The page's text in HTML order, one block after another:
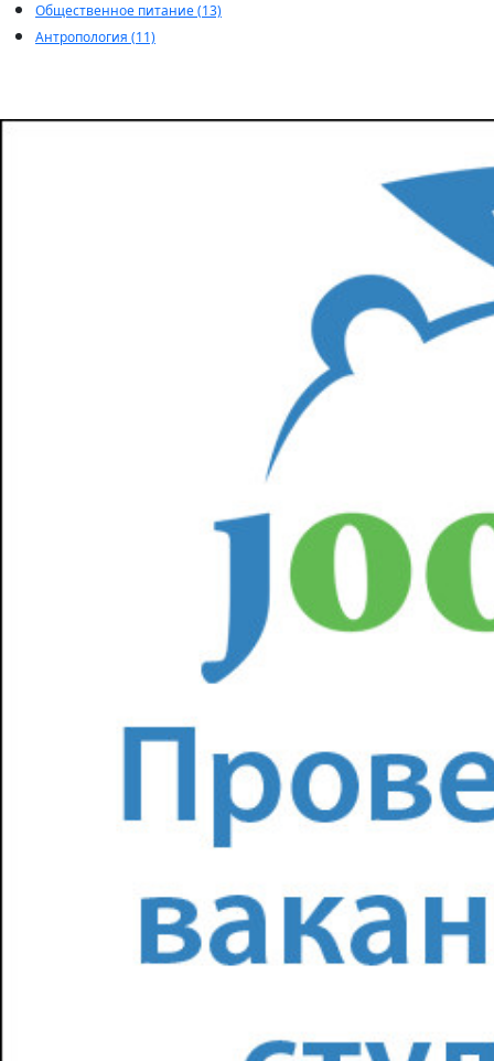
Общественное питание (13)
Антропология (11)